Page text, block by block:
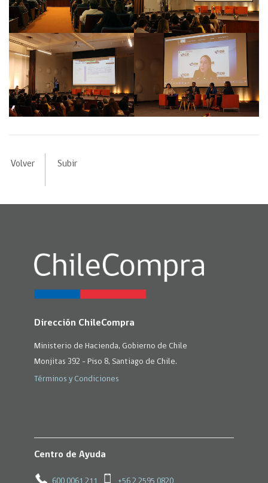
Volver Subir
Dirección ChileCompra
Ministerio de Hacienda, Gobierno de Chile
Monjitas 392 - Piso 8, Santiago de Chile.
Términos y Condiciones
Centro de Ayuda
600 0061 211 +56 2 2595 0820